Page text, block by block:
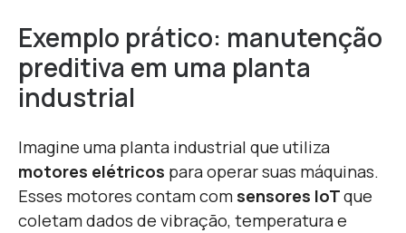
Exemplo prático: manutenção
preditiva em uma planta
industrial
Imagine uma planta industrial que utiliza
motores elétricos para operar suas máquinas.
Esses motores contam com sensores IoTque
coletam dados de vibração, temperatura e